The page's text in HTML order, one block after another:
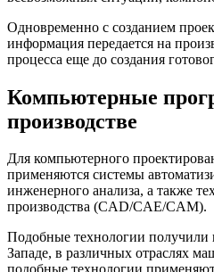
Одновременно с созданием
информация передается на
процесса еще до создания
Компьютерные
производстве
Для компьютерного
применяются системы
инженерного анализа, а также
производства (CAD/CAE/CAM).
Подобные технологии
Западе, в различных отраслях